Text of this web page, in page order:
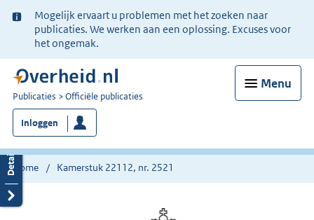
Ter
informatie:
Mogelijk ervaart u problemen met het zoeken naar
publicaties. We werken aan een oplossing. Excuses voor
het ongemak.
Menu
U
bent
nu
hier:
Publicaties Officiële publicaties
Inloggen
Home Kamerstuk 22112, nr. 2521